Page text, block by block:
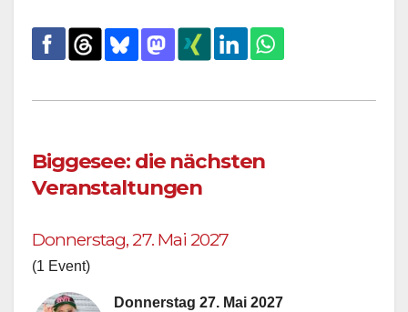
Biggesee: die nächsten
Veranstaltungen
Donnerstag, 27. Mai 2027
(1 Event)
Donnerstag 27. Mai 2027